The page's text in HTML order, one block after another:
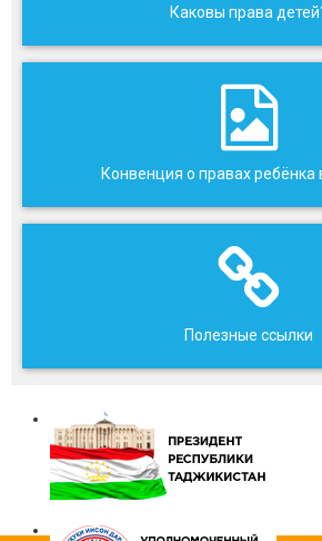
Каковы права
Конвенция о правах ребёнка
Полезные ссылки